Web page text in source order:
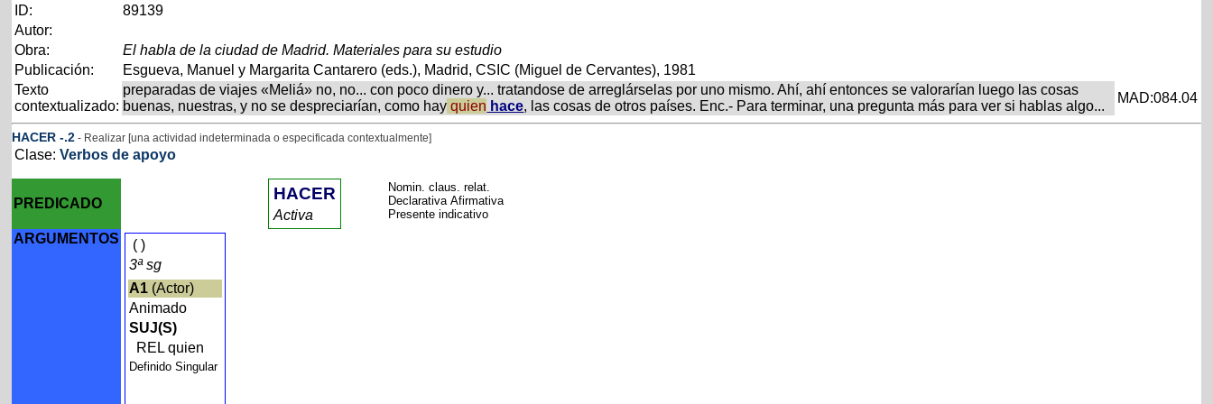
ID:
89139
Autor:
Obra:
El habla de la ciudad de Madrid. Materiales para su estudio
Publicación:
Esgueva, Manuel y Margarita Cantarero (eds.), Madrid, CSIC (Miguel de Cervantes), 1981
Texto
contextualizado:
preparadas de viajes «Meliá» no, no... con poco dinero y... tratandose de arreglárselas por uno mismo. Ahí, ahí entonces se valorarían luego las cosas
buenas, nuestras, y no se despreciarían, como hay quien hace, las cosas de otros países. Enc.- Para terminar, una pregunta más para ver si hablas algo...
MAD:084.04
HACER -.2 - Realizar [una actividad indeterminada o especificada contextualmente]
Clase:Verbos de apoyo
PREDICADO
HACER
Activa
Nomin. claus. relat.
Declarativa Afirmativa
Presente indicativo
ARGUMENTOS ( )
3ª sg
A1 (Actor)
Animado
SUJ(S)
REL quien
Definido Singular